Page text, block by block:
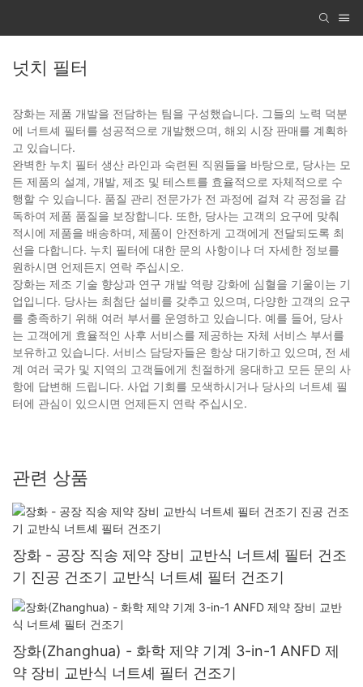
넛치 필터
장화는 제품 개발을 전담하는 팀을 구성했습니다. 그들의 노력 덕분
에 너트셰 필터를 성공적으로 개발했으며, 해외 시장 판매를 계획하
고 있습니다.
완벽한 누치 필터 생산 라인과 숙련된 직원들을 바탕으로, 당사는 모
든 제품의 설계, 개발, 제조 및 테스트를 효율적으로 자체적으로 수
행할 수 있습니다. 품질 관리 전문가가 전 과정에 걸쳐 각 공정을 감
독하여 제품 품질을 보장합니다. 또한, 당사는 고객의 요구에 맞춰
적시에 제품을 배송하며, 제품이 안전하게 고객에게 전달되도록 최
선을 다합니다. 누치 필터에 대한 문의 사항이나 더 자세한 정보를
원하시면 언제든지 연락 주십시오.
장화는 제조 기술 향상과 연구 개발 역량 강화에 심혈을 기울이는 기
업입니다. 당사는 최첨단 설비를 갖추고 있으며, 다양한 고객의 요구
를 충족하기 위해 여러 부서를 운영하고 있습니다. 예를 들어, 당사
는 고객에게 효율적인 사후 서비스를 제공하는 자체 서비스 부서를
보유하고 있습니다. 서비스 담당자들은 항상 대기하고 있으며, 전 세
계 여러 국가 및 지역의 고객들에게 친절하게 응대하고 모든 문의 사
항에 답변해 드립니다. 사업 기회를 모색하시거나 당사의 너트셰 필
터에 관심이 있으시면 언제든지 연락 주십시오.
관련 상품
장화 - 공장 직송 제약 장비 교반식 너트셰 필터 건조
기 진공 건조기 교반식 너트셰 필터 건조기
장화(Zhanghua) - 화학 제약 기계 3-in-1 ANFD 제
약 장비 교반식 너트셰 필터 건조기